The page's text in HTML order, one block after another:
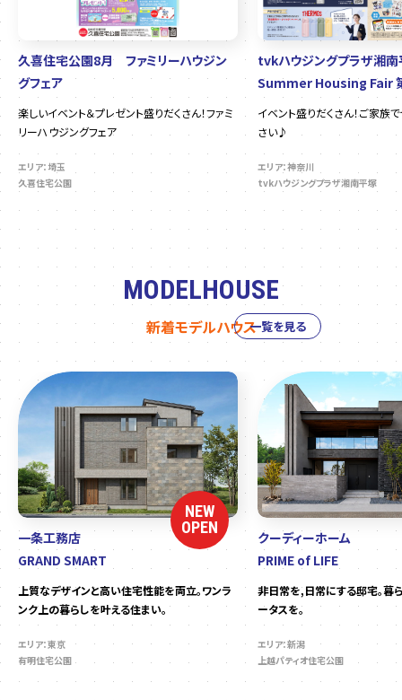
久喜住宅公園8月 ファミリーハウジン
グフェア
楽しいイベント＆プレゼント盛りだくさん！ファミ
リーハウジングフェア
エリア：埼玉
久喜住宅公園
tvkハウジングプラザ湘
Summer Housing Fair
イベント盛りだくさん！ご家族
さい♪
エリア：神奈川
tvkハウジングプラザ湘南平塚
MODELHOUSE
新着モデルハウス
NEW
OPEN
一条工務店
GRAND SMART
上質なデザインと高い住宅性能を両立。ワンラ
ンク上の暮らしを叶える住まい。
エリア：東京
有明住宅公園
クーディーホーム
PRIME of LIFE
非日常を,日常にする邸宅。暮
ータスを。
エリア：新潟
上越パティオ住宅公園
一覧を見る